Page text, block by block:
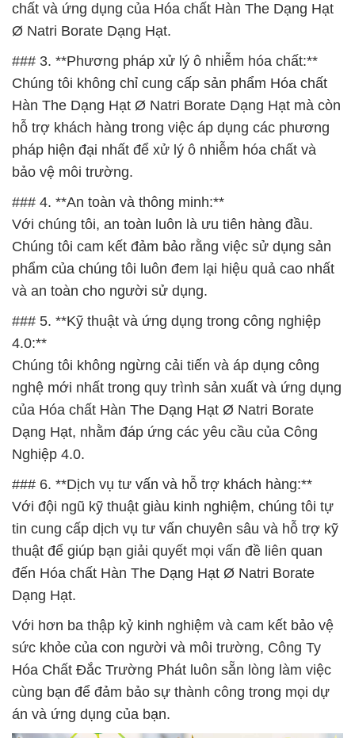
chất và ứng dụng của Hóa chất Hàn The Dạng Hạt
Ø Natri Borate Dạng Hạt.
### 3. **Phương pháp xử lý ô nhiễm hóa chất:**
Chúng tôi không chỉ cung cấp sản phẩm Hóa chất
Hàn The Dạng Hạt Ø Natri Borate Dạng Hạt mà còn
hỗ trợ khách hàng trong việc áp dụng các phương
pháp hiện đại nhất để xử lý ô nhiễm hóa chất và
bảo vệ môi trường.
### 4. **An toàn và thông minh:**
Với chúng tôi, an toàn luôn là ưu tiên hàng đầu.
Chúng tôi cam kết đảm bảo rằng việc sử dụng sản
phẩm của chúng tôi luôn đem lại hiệu quả cao nhất
và an toàn cho người sử dụng.
### 5. **Kỹ thuật và ứng dụng trong công nghiệp
4.0:**
Chúng tôi không ngừng cải tiến và áp dụng công
nghệ mới nhất trong quy trình sản xuất và ứng dụng
của Hóa chất Hàn The Dạng Hạt Ø Natri Borate
Dạng Hạt, nhằm đáp ứng các yêu cầu của Công
Nghiệp 4.0.
### 6. **Dịch vụ tư vấn và hỗ trợ khách hàng:**
Với đội ngũ kỹ thuật giàu kinh nghiệm, chúng tôi tự
tin cung cấp dịch vụ tư vấn chuyên sâu và hỗ trợ kỹ
thuật để giúp bạn giải quyết mọi vấn đề liên quan
đến Hóa chất Hàn The Dạng Hạt Ø Natri Borate
Dạng Hạt.
Với hơn ba thập kỷ kinh nghiệm và cam kết bảo vệ
sức khỏe của con người và môi trường, Công Ty
Hóa Chất Đắc Trường Phát luôn sẵn lòng làm việc
cùng bạn để đảm bảo sự thành công trong mọi dự
án và ứng dụng của bạn.